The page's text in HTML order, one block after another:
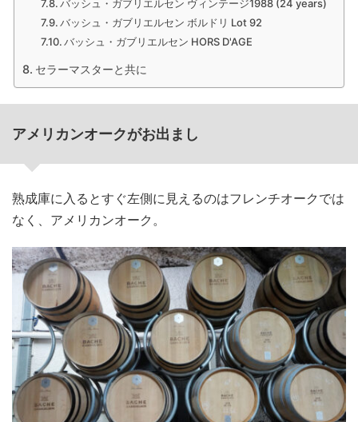
バッシュ・ガブリエルセン ヴィンテージ1988 (24 years)
バッシュ・ガブリエルセン ボルドリ Lot 92
バッシュ・ガブリエルセン HORS D'AGE
セラーマスターと共に
アメリカンオークがお出まし
熟成庫に入るとすぐ左側に見えるのはフレンチオークでは
なく、アメリカンオーク。